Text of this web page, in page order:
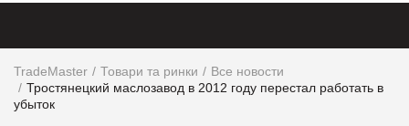
TradeMaster Товари та ринки
Все новости
Тростянецкий маслозавод в 2012 году перестал работать в
убыток